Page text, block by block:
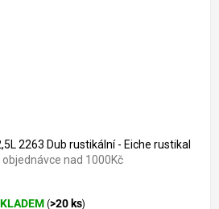
2263 Dub rustikální - Eiche rustikal
objednávce nad 1000Kč
hodnocení
(>20 ks)